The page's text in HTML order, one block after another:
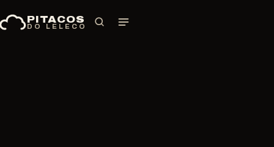
para
PITACOS
DO LELECO